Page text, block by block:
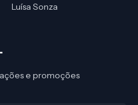
Luísa Sonza
e promoções